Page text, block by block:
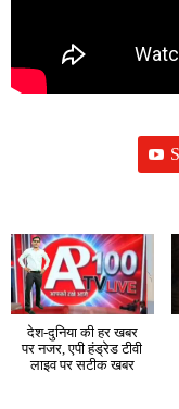
देश-दुनिया की हर खबर
पर नजर, एपी हंड्रेड टीवी
लाइव पर सटीक खबर